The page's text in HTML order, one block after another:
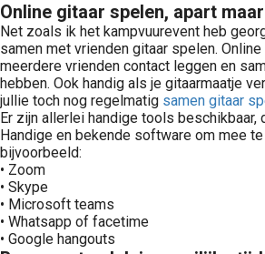
Online gitaar spelen, apart
Net zoals ik het kampvuurevent heb
samen met vrienden gitaar spelen.
meerdere vrienden contact leggen en
hebben. Ook handig als je gitaarmaatje
jullie toch nog regelmatig samen gitaar
Er zijn allerlei handige tools beschikbaar,
Handige en bekende software om mee
bijvoorbeeld:
• Zoom
• Skype
• Microsoft teams
• Whatsapp of facetime
• Google hangouts